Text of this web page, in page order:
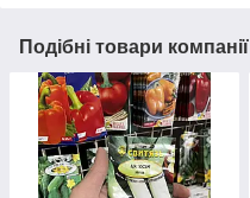
Подібні товари компанії